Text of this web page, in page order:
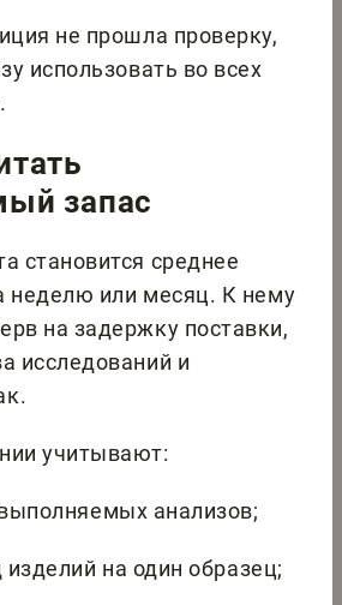
не прошла проверку,
использовать во всех
запас
становится среднее
неделю или месяц. К нему
на задержку поставки,
исследований и
учитывают:
анализов;
изделий на один образец;